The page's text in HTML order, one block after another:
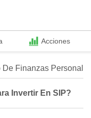
Acciones
De Finanzas
Invertir En SIP?